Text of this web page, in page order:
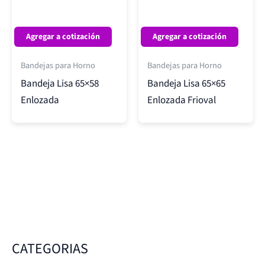
CATEGORIAS
Agregar a cotización
Bandejas para Horno
Bandeja Lisa 65×58
Enlozada
Agregar a cotización
Bandejas para Horno
Bandeja Lisa 65×65
Enlozada Frioval